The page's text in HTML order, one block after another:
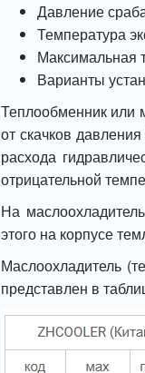
Давление
Температура
Максимальная
Варианты
Теплообменник или
от скачков
расхода
отрицательной
На
этого на корпусе
Маслоохладитель
представлен в